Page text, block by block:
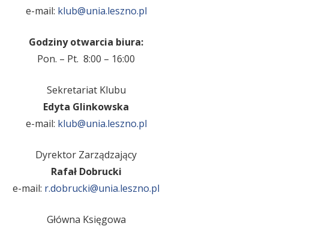
e-mail: klub@unia.leszno.pl
Godziny otwarcia biura:
Pon. – Pt. 8:00 – 16:00
Sekretariat Klubu
Edyta Glinkowska
e-mail: klub@unia.leszno.pl
Dyrektor Zarządzający
Rafał Dobrucki
e-mail: r.dobrucki@unia.leszno.pl
Główna Księgowa